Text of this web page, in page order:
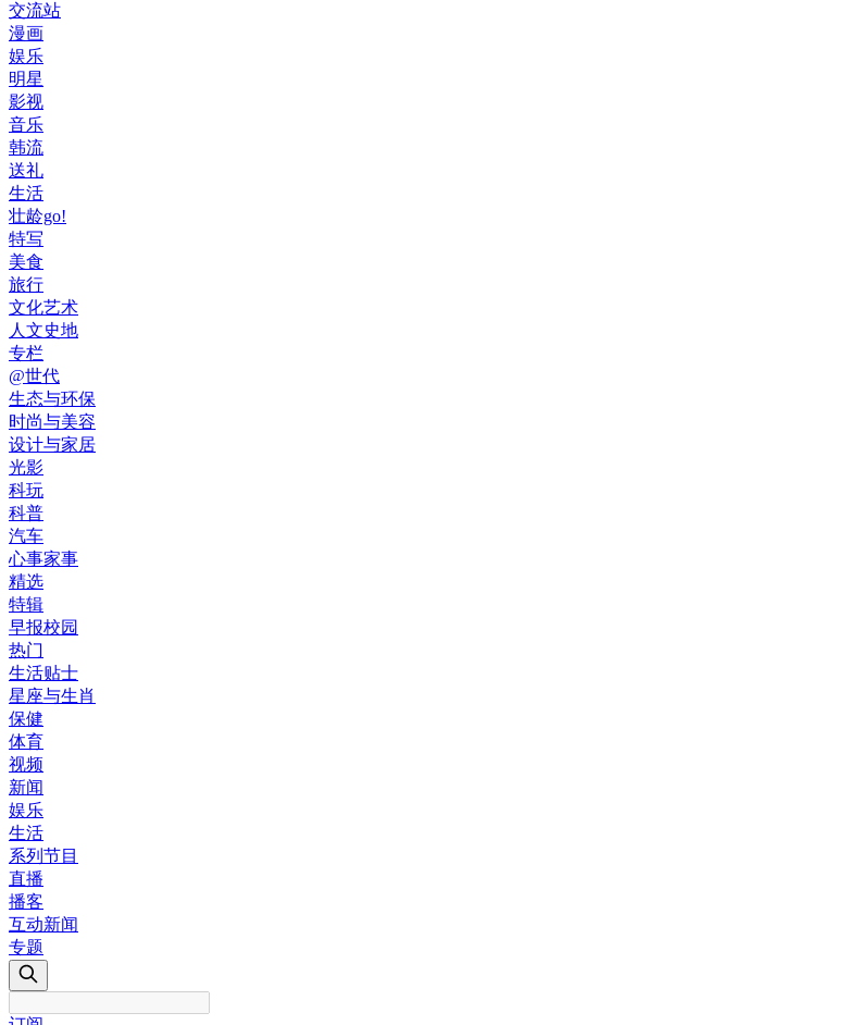
交流站
漫画
娱乐
明星
影视
音乐
韩流
送礼
生活
壮龄go!
特写
美食
旅行
文化艺术
人文史地
专栏
@世代
生态与环保
时尚与美容
设计与家居
光影
科玩
科普
汽车
心事家事
精选
特辑
早报校园
热门
生活贴士
星座与生肖
保健
体育
视频
新闻
娱乐
生活
系列节目
直播
播客
互动新闻
专题